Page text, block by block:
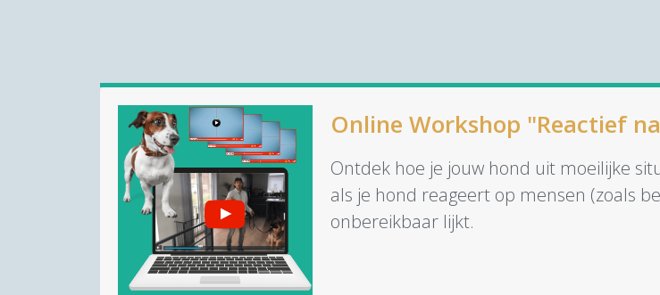
Online Workshop "Reactief
Ontdek hoe je jouw hond uit moeilijke
als je hond reageert op mensen (zoals
onbereikbaar lijkt.